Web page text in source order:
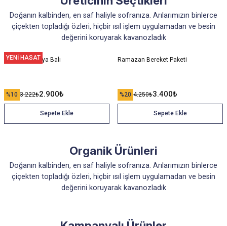
%10 2.056₺1.850₺ 3.500₺
Sepete Ekle
%10 444₺400₺
Sepete Ekle
YENİ HASAT
Performans Kuvvet Macunu
%10 500₺450₺
Sepete Ekle
Lavanta Balı
1.833₺1.650₺
Pergalı Polenli Petek Bal
%10 1.389
Sepete Ekle
YENİ HASAT
%10 1.556₺1.400₺
Sepete Ekle
YENİ HASAT
%10 1.278₺1.150₺
Sepete Ekle
Doğanın kalbinden, en saf haliyle sofranıza. Arılarımızın binlerce
çiçekten topladığı özleri, hiçbir ısıl işlem uygulamadan ve besin
değerini koruyarak kavanozladık
YENİ HASAT
Karakovan Kaya Balı
%10 3.222₺2.900₺
Sepete Ekle
Ramazan Bereket Paketi
%20 4.250₺3.400₺
Sepete Ekle
Organik Ürünleri
Doğanın kalbinden, en saf haliyle sofranıza. Arılarımızın binlerce
çiçekten topladığı özleri, hiçbir ısıl işlem uygulamadan ve besin
değerini koruyarak kavanozladık